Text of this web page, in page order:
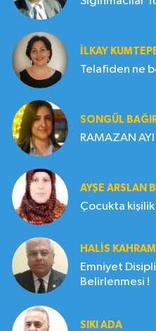
İLKAY
Telafiden ne
SONGÜL
RAMAZAN AYI
AYŞE ARSLAN
Çocukta
HALIS
Emniyet
Belirlenmesi !
SIKI ADA